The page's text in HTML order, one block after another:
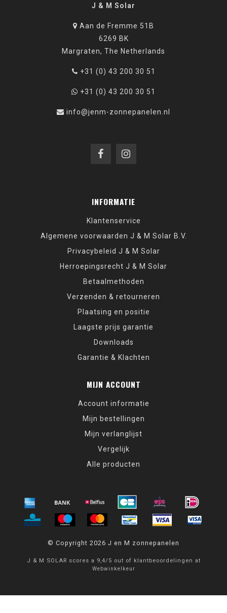
J & M Solar
Aan de Fremme 51B
6269 BK
Margraten, The Netherlands
+31 (0) 43 200 30 51
+31 (0) 43 200 30 51
info@jenm-zonnepanelen.nl
INFORMATIE
Klantenservice
Algemene voorwaarden J & M Solar B.V.
Privacybeleid J & M Solar
Herroepingsrecht J & M Solar
Betaalmethoden
Verzenden & retourneren
Plaatsing en positie
Laagste prijs garantie
Downloads
Garantie & Klachten
MIJN ACCOUNT
Account informatie
Mijn bestellingen
Mijn verlanglijst
Vergelijk
Alle producten
© Copyright 2026 J en M zonnepanelen
J & M SOLAR scores a 9,4/ 5 out of klantbeoordelingen at
Webwinkelkeur